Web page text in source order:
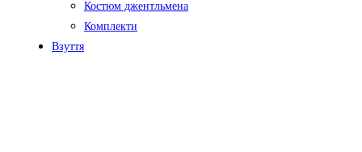
Костюм джентльмена
Комплекти
Взуття